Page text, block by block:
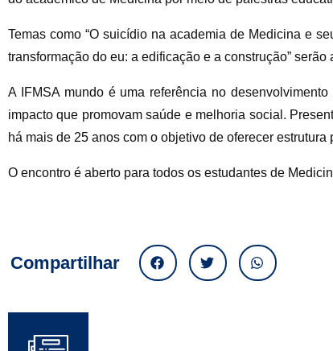
Temas como “O suicídio na academia de Medicina e
transformação do eu: a edificação e a construção”
A IFMSA mundo é uma referência no
impacto que promovam saúde e melhoria social.
há mais de 25 anos com o objetivo de oferecer
O encontro é aberto para todos os estudantes de
Compartilhar